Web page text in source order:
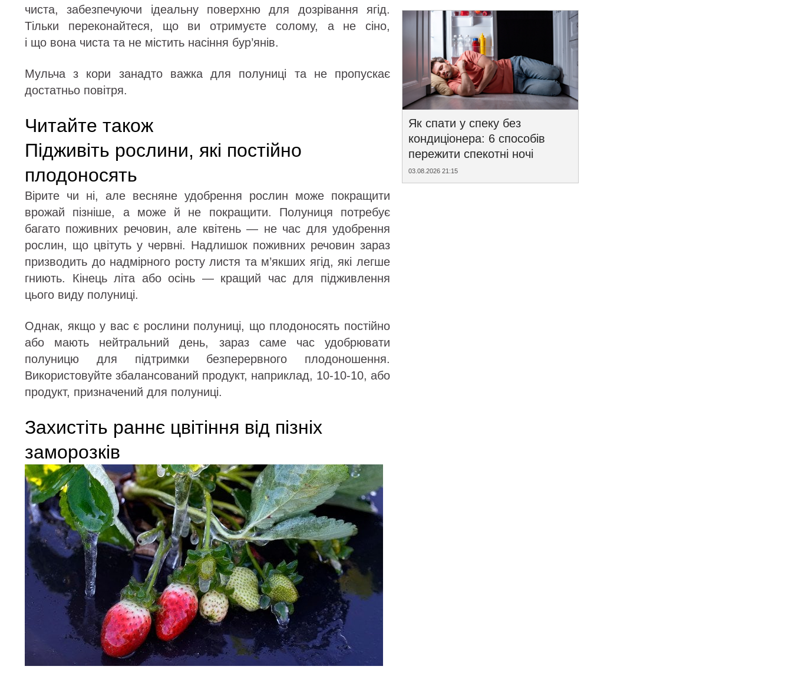
чиста, забезпечуючи ідеальну поверхню для дозрівання ягід.
Тільки переконайтеся, що ви отримуєте солому, а не сіно,
і що вона чиста та не містить насіння бур’янів.
Мульча з кори занадто важка для полуниці та не пропускає
достатньо повітря.
Читайте також
Підживіть рослини, які постійно
плодоносять
Вірите чи ні, але весняне удобрення рослин може покращити
врожай пізніше, а може й не покращити. Полуниця потребує
багато поживних речовин, але квітень — не час для удобрення
рослин, що цвітуть у червні. Надлишок поживних речовин зараз
призводить до надмірного росту листя та м’якших ягід, які легше
гниють. Кінець літа або осінь — кращий час для підживлення
цього виду полуниці.
Однак, якщо у вас є рослини полуниці, що плодоносять постійно
або мають нейтральний день, зараз саме час удобрювати
полуницю для підтримки безперервного плодоношення.
Використовуйте збалансований продукт, наприклад, 10-10-10, або
продукт, призначений для полуниці.
Захистіть раннє цвітіння від пізніх
заморозків
Як спати у спеку без
кондиціонера: 6 способів
пережити спекотні ночі
03.08.2026 21:15